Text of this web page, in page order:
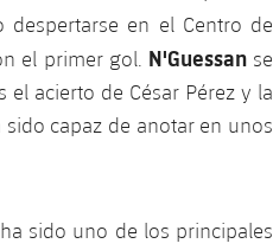
en el Centro de
el primer gol. N'Guessan se
acierto de César Pérez y la
capaz de anotar en unos
sido uno de los principales